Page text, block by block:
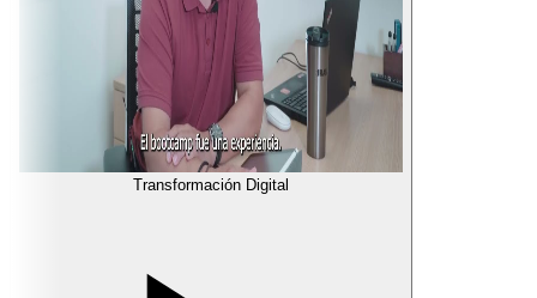
Transformación Digital